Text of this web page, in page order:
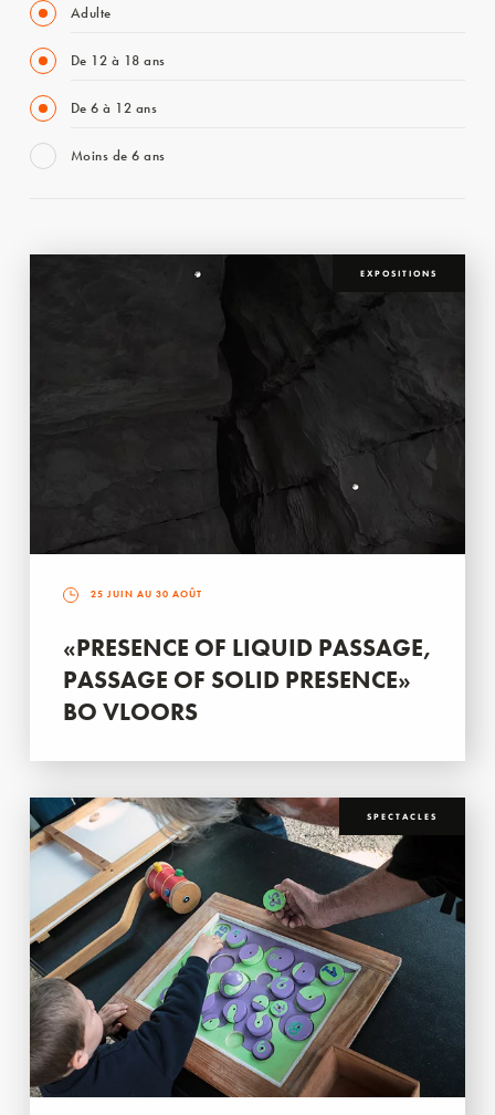
Adulte
De 12 à 18 ans
De 6 à 12 ans
Moins de 6 ans
EXPOSITIONS
25 JUIN AU 30 AOÛT
«PRESENCE OF LIQUID PASSAGE,
PASSAGE OF SOLID PRESENCE»
BO VLOORS
SPECTACLES